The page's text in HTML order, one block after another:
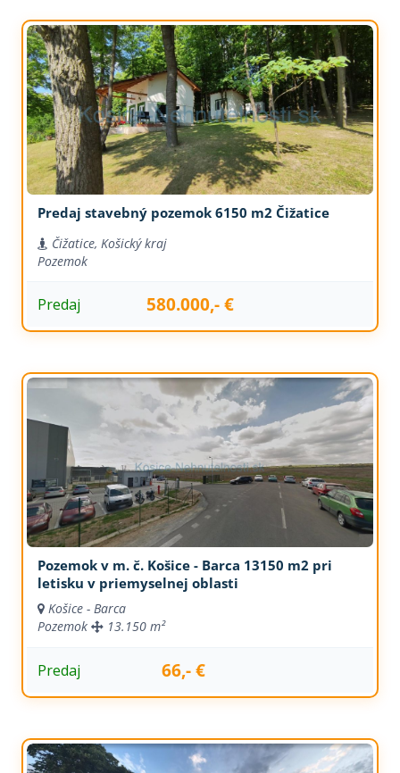
Predaj stavebný pozemok 6150 m2 Čižatice
Čižatice, Košický kraj
Pozemok
Predaj 580.000,- €
Pozemok v m. č. Košice - Barca 13150 m2 pri
letisku v priemyselnej oblasti
Košice - Barca
Pozemok
13.150 m²
Predaj 66,- €